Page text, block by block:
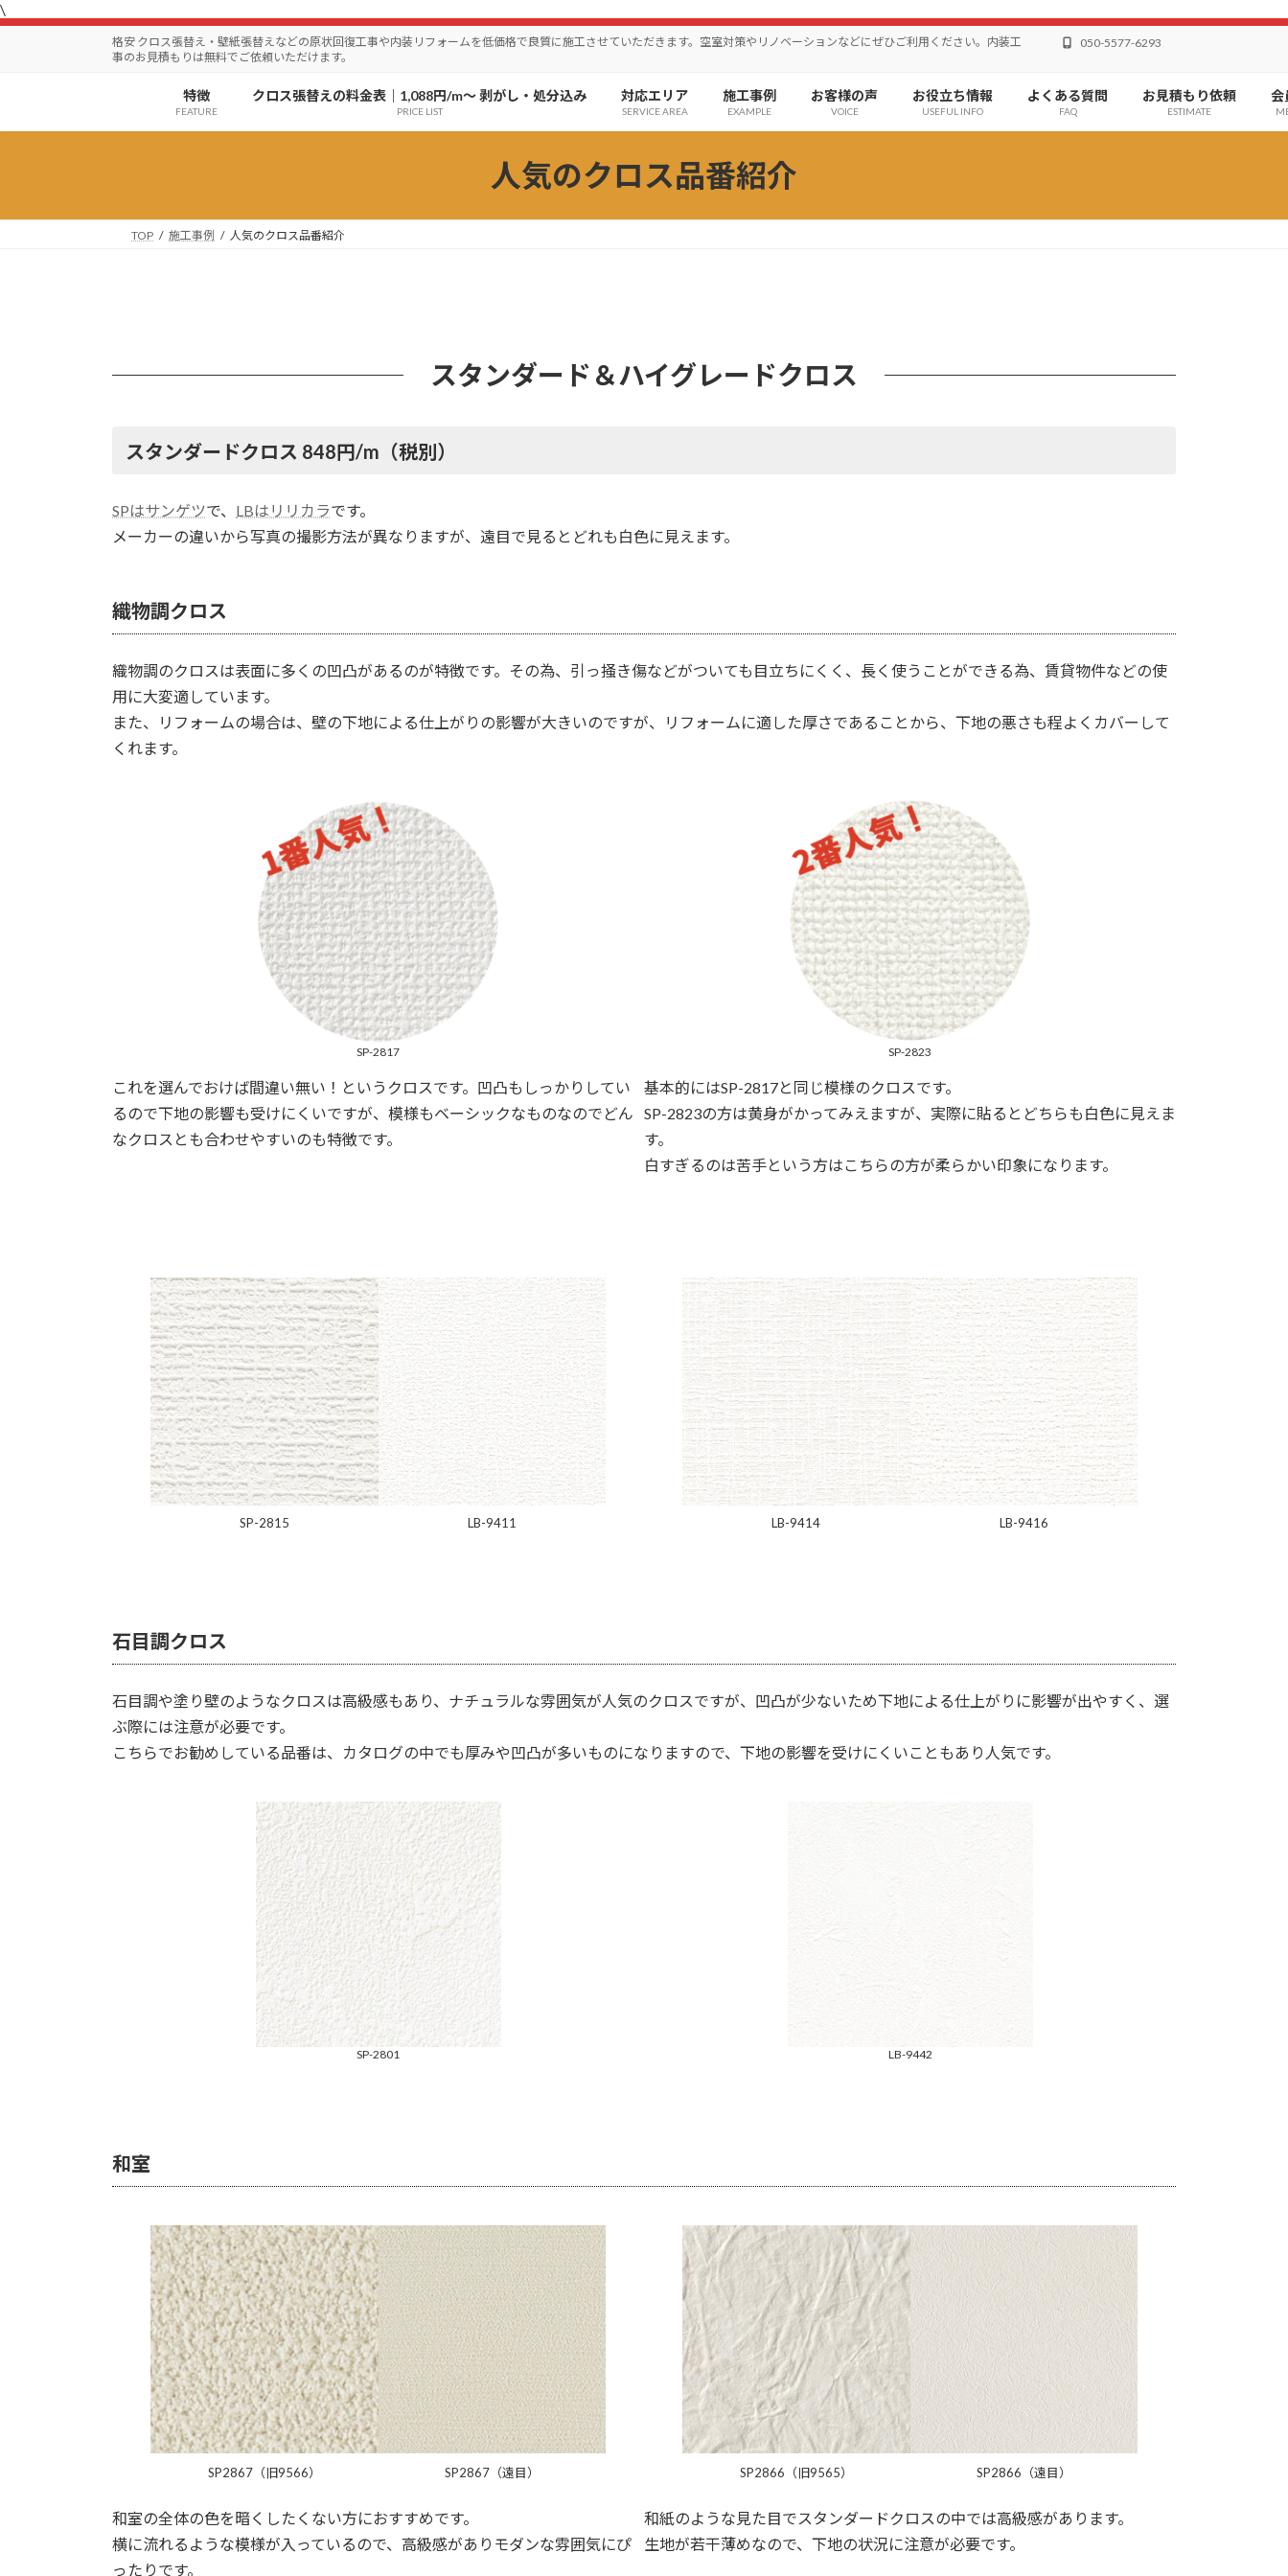
\コ
プ
ナ
動
格安 クロス張替え・壁紙張替えなどの原状回復工事や内装リフォームを低価格で良質に施工させていただきます。空室対策やリノベーションなどにぜひご利用ください。内装工
事のお見積もりは無料でご依頼いただけます。
050-5577-6293
特徴
FEATURE
クロス張替えの料金表｜1,088円/m〜 剥がし・処分込み
PRICE LIST
対応エリア
SERVICE AREA
施工事例
EXAMPLE
お客様の声
VOICE
お役立ち情報
USEFUL INFO
よくある質問
FAQ
お見積もり依頼
ESTIMATE
会
人気のクロス品番紹介
TOP 施工事例 人気のクロス品番紹介
スタンダード＆ハイグレードクロス
スタンダードクロス 848円/m（税別）
SPはサンゲツで、 LBはリリカラです。
メーカーの違いから写真の撮影方法が異なりますが、遠目で見るとどれも白色に見えます。
織物調クロス
織物調のクロスは表面に多くの凹凸があるのが特徴です。その為、引っ掻き傷などがついても目立ちにくく、長く使うことができる為、賃貸物件などの使
用に大変適しています。
また、リフォームの場合は、壁の下地による仕上がりの影響が大きいのですが、リフォームに適した厚さであることから、下地の悪さも程よくカバーして
くれます。
SP-2817
これを選んでおけば間違い無い！というクロスです。凹凸もしっかりしてい
るので下地の影響も受けにくいですが、模様もベーシックなものなのでどん
なクロスとも合わせやすいのも特徴です。
SP-2823
基本的にはSP-2817と同じ模様のクロスです。
SP-2823の方は黄身がかってみえますが、実際に貼るとどちらも白色に見えま
す。
白すぎるのは苦手という方はこちらの方が柔らかい印象になります。
SP-2815 LB-9411 LB-9414 LB-9416
石目調クロス
石目調や塗り壁のようなクロスは高級感もあり、ナチュラルな雰囲気が人気のクロスですが、凹凸が少ないため下地による仕上がりに影響が出やすく、選
ぶ際には注意が必要です。
こちらでお勧めしている品番は、カタログの中でも厚みや凹凸が多いものになりますので、下地の影響を受けにくいこともあり人気です。
SP-2801 LB-9442
和室
SP2867（旧9566） SP2867（遠目）
和室の全体の色を暗くしたくない方におすすめです。
横に流れるような模様が入っているので、高級感がありモダンな雰囲気にぴ
ったりです。
SP2866（旧9565） SP2866（遠目）
和紙のような見た目でスタンダードクロスの中では高級感があります。
生地が若干薄めなので、下地の状況に注意が必要です。